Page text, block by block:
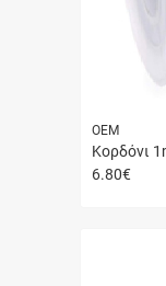
ΟΕΜ
Κορδόνι
6.80€